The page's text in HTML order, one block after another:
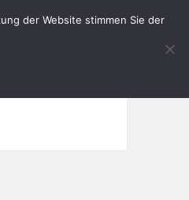
der Website stimmen Sie der